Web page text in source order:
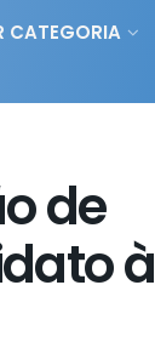
CATEGORIA
de
à